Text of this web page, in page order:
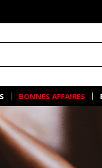
BONNES AFFAIRES